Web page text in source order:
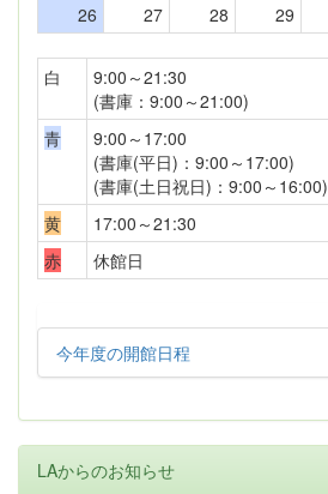
26
27 28 29
白
9:00～21:30
(書庫：9:00～21:00)
青
9:00～17:00
(書庫(平日)：9:00～17:00)
(書庫(土日祝日)：9:00～16:00)
黄
17:00～21:30
赤
休館日
今年度の開館日程
LAからのお知らせ